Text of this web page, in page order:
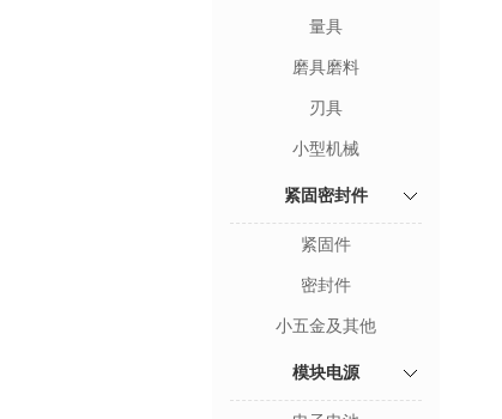
量具
磨具磨料
刃具
小型机械
紧固密封件
紧固件
密封件
小五金及其他
模块电源